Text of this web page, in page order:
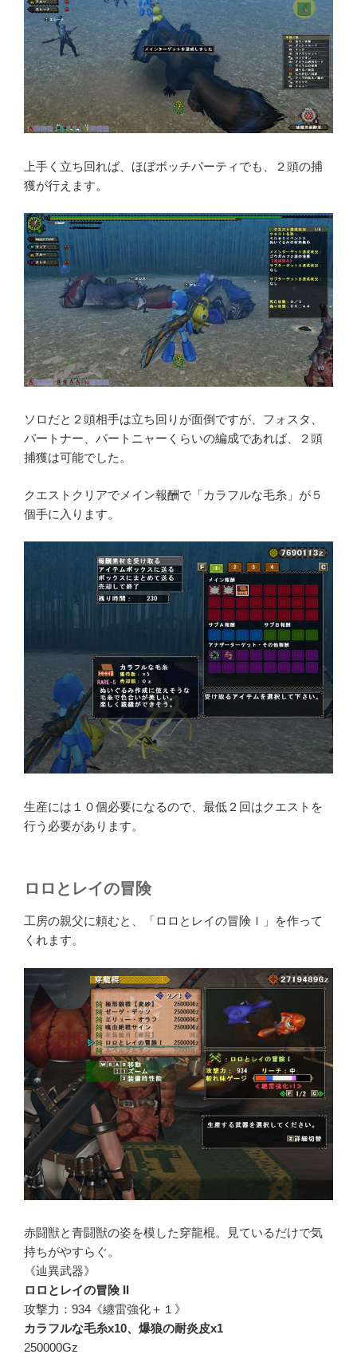
上手く立ち回れば、ほぼボッチパーティでも、２頭の捕
獲が行えます。
ソロだと２頭相手は立ち回りが面倒ですが、フォスタ、
パートナー、パートニャーくらいの編成であれば、２頭
捕獲は可能でした。
クエストクリアでメイン報酬で「カラフルな毛糸」が５
個手に入ります。
生産には１０個必要になるので、最低２回はクエストを
行う必要があります。
ロロとレイの冒険
工房の親父に頼むと、「ロロとレイの冒険Ｉ」を作って
くれます。
赤闘獣と青闘獣の姿を模した穿龍棍。見ているだけで気
持ちがやすらぐ。
《辿異武器》
ロロとレイの冒険 II
攻撃力：934《纏雷強化＋１》
カラフルな毛糸x10、爆狼の耐炎皮x1
250000Gz